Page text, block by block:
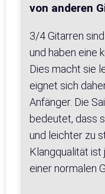
von anderen
3/4 Gitarren
und haben eine
Dies macht sie
eignet sich
Anfänger. Die
bedeutet, dass
und leichter zu
Klangqualität
einer normalen